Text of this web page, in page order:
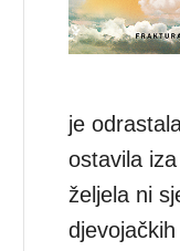
je
ostavila
željela ni